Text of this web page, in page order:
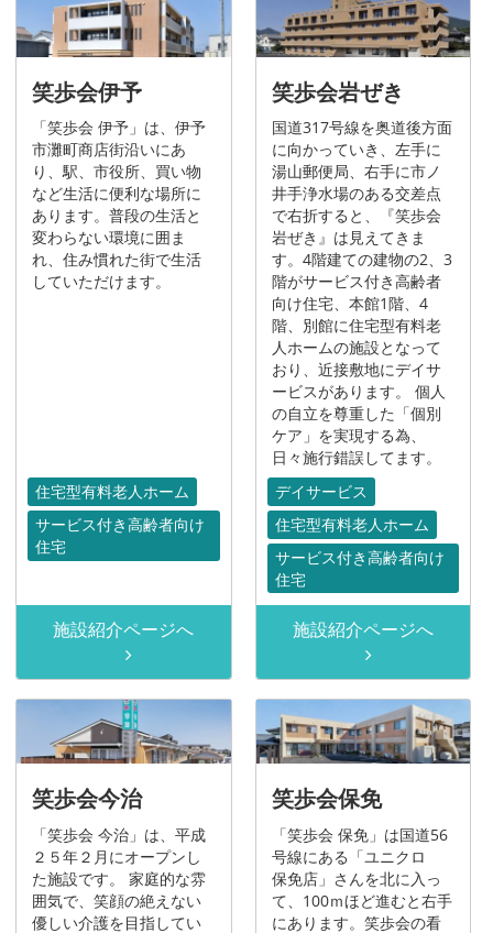
笑歩会伊予
「笑歩会 伊予」は、伊予
市灘町商店街沿いにあ
り、駅、市役所、買い物
など生活に便利な場所に
あります。普段の生活と
変わらない環境に囲ま
れ、住み慣れた街で生活
していただけます。
住宅型有料老人ホーム
サービス付き高齢者向け
住宅
施設紹介ページへ
笑歩会岩ぜき
国道317号線を奥道後方面
に向かっていき、左手に
湯山郵便局、右手に市ノ
井手浄水場のある交差点
で右折すると、『笑歩会
岩ぜき』は見えてきま
す。4階建ての建物の2、3
階がサービス付き高齢者
向け住宅、本館1階、4
階、別館に住宅型有料老
人ホームの施設となって
おり、近接敷地にデイサ
ービスがあります。 個人
の自立を尊重した「個別
ケア」を実現する為、
日々施行錯誤してます。
デイサービス
住宅型有料老人ホーム
サービス付き高齢者向け
住宅
施設紹介ページへ
笑歩会今治
「笑歩会 今治」は、平成
２５年２月にオープンし
た施設です。 家庭的な雰
囲気で、笑顔の絶えない
優しい介護を目指してい
笑歩会保免
「笑歩会 保免」は国道56
号線にある「ユニクロ
保免店」さんを北に入っ
て、100ｍほど進むと右手
にあります。笑歩会の看